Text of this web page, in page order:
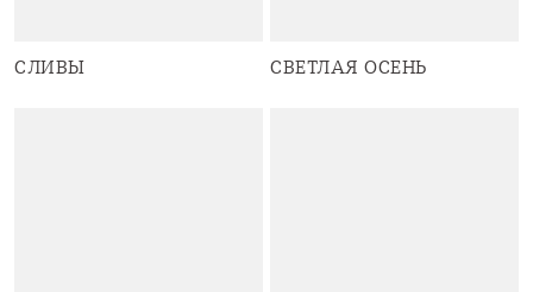
СЛИВЫ СВЕТЛАЯ ОСЕНЬ